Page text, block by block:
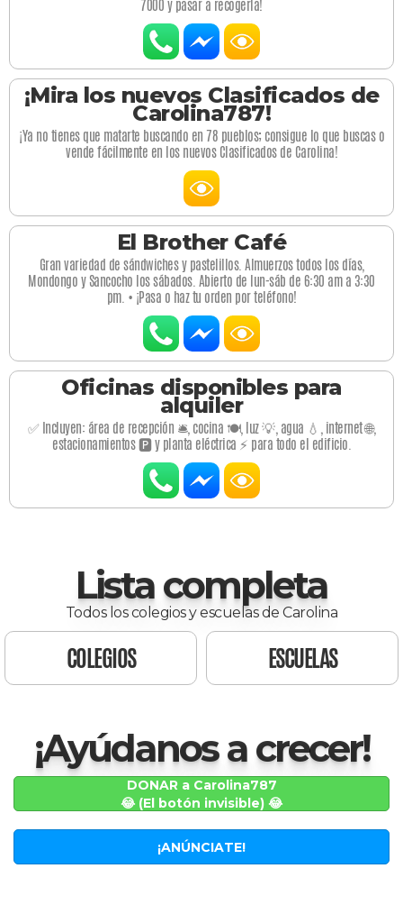
7000 y pasar a recogerla!
¡Mira los nuevos Clasificados de
Carolina787!
¡Ya no tienes que matarte buscando en 78 pueblos; consigue lo que buscas o
vende fácilmente en los nuevos Clasificados de Carolina!
El Brother Café
Gran variedad de sándwiches y pastelillos. Almuerzos todos los días,
Mondongo y Sancocho los sábados. Abierto de lun-sáb de 6:30 am a 3:30
pm. • ¡Pasa o haz tu orden por teléfono!
Oficinas disponibles para
alquiler
✅ Incluyen: área de recepción 🛎️, cocina 🍽️, luz 💡, agua 💧, internet 🌐,
estacionamientos 🅿️ y planta eléctrica ⚡ para todo el edificio.
Lista completa
Todos los colegios y escuelas de Carolina
COLEGIOS ESCUELAS
¡Ayúdanos a crecer!
DONAR a Carolina787
😂 (El botón invisible) 😂
¡ANÚNCIATE!